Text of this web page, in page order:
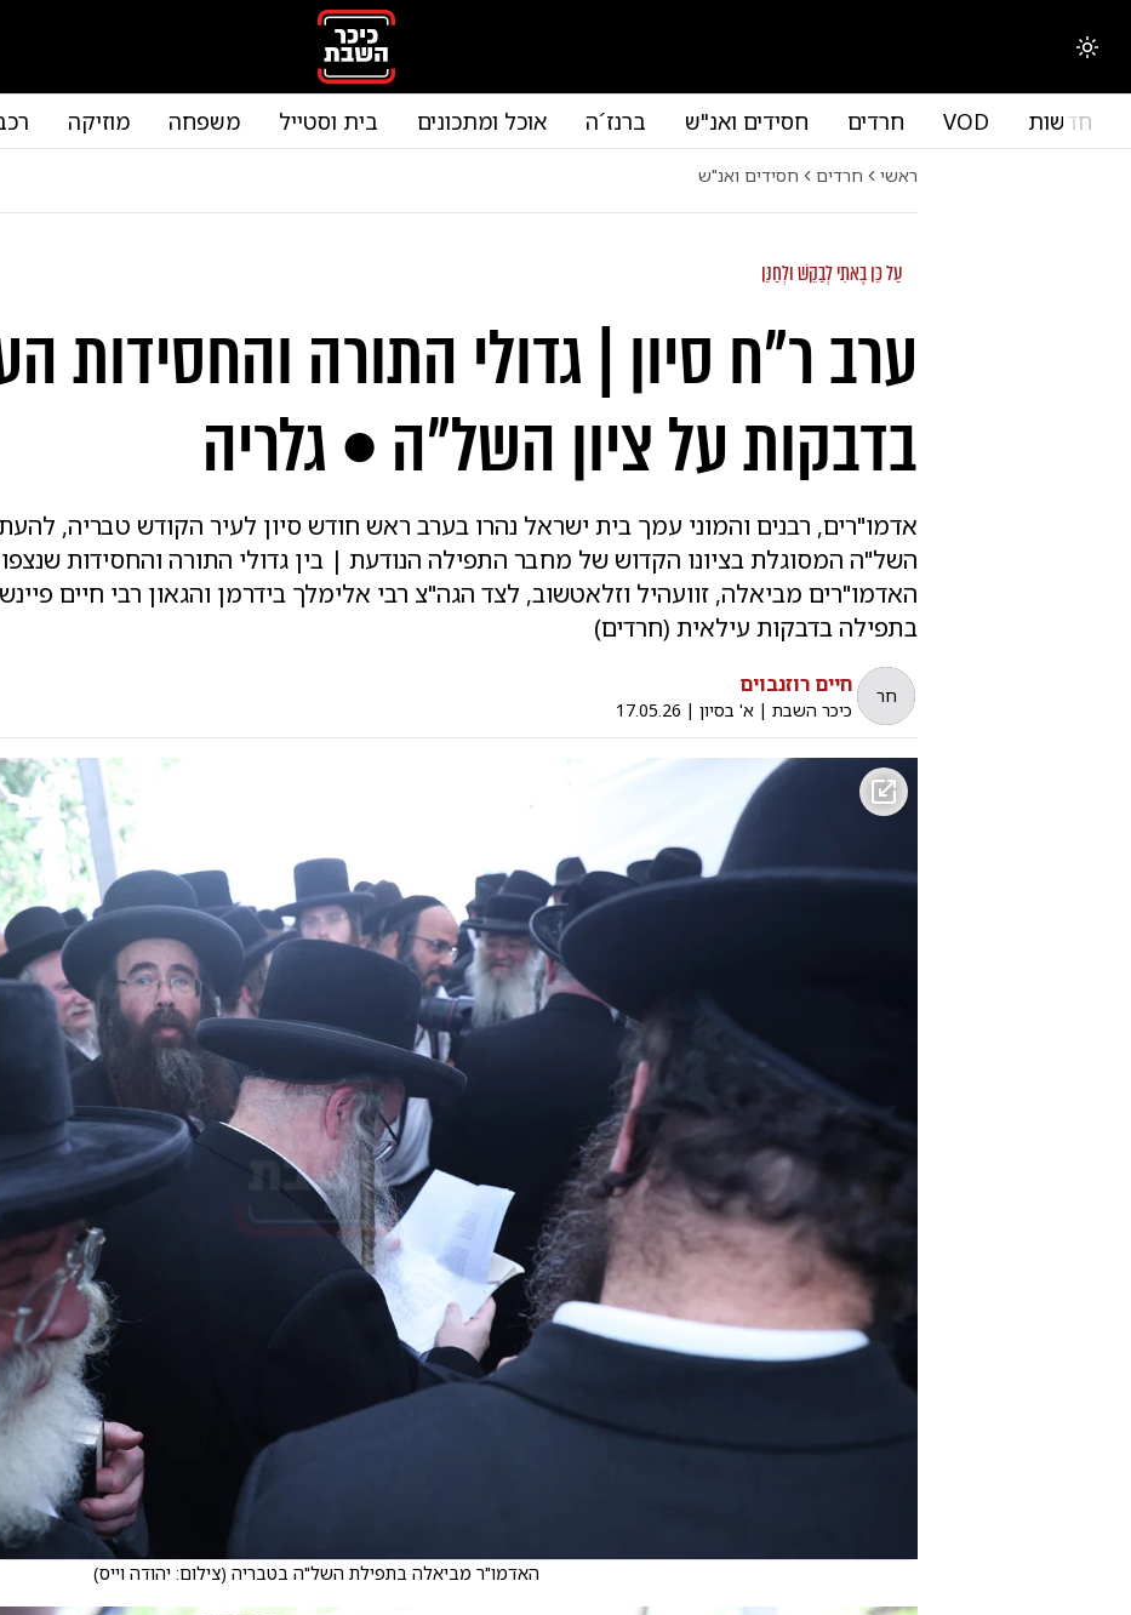
החלפת מצב תצוגה
חדשות VOD חרדים חסידים ואנ"ש ברנז´ה אוכל ומתכונים בית וסטייל משפחה מוזיקה
ראשי חרדים חסידים ואנ"ש
עַל כֵּן בָּאתִי לְבַקֵּשׁ וּלְחַנֵּן
ערב ר"ח סיון | גדולי התורה והחסידות
בדבקות על ציון השל"ה • גלריה
אדמו"רים, רבנים והמוני עמך בית ישראל נהרו בערב ראש חודש סיון לעיר הקודש טבריה,
השל"ה המסוגלת בציונו הקדוש של מחבר התפילה הנודעת | בין גדולי התורה והחסידות
האדמו"רים מביאלה, זוועהיל וזלאטשוב, לצד הגה"צ רבי אלימלך בידרמן והגאון רבי חיים
בתפילה בדבקות עילאית (חרדים)
חר חיים רוזנבוים
כיכר השבת | א' בסיון |
17.05.26
האדמו"ר מביאלה בתפילת השל"ה בטבריה (צילום: יהודה וייס)